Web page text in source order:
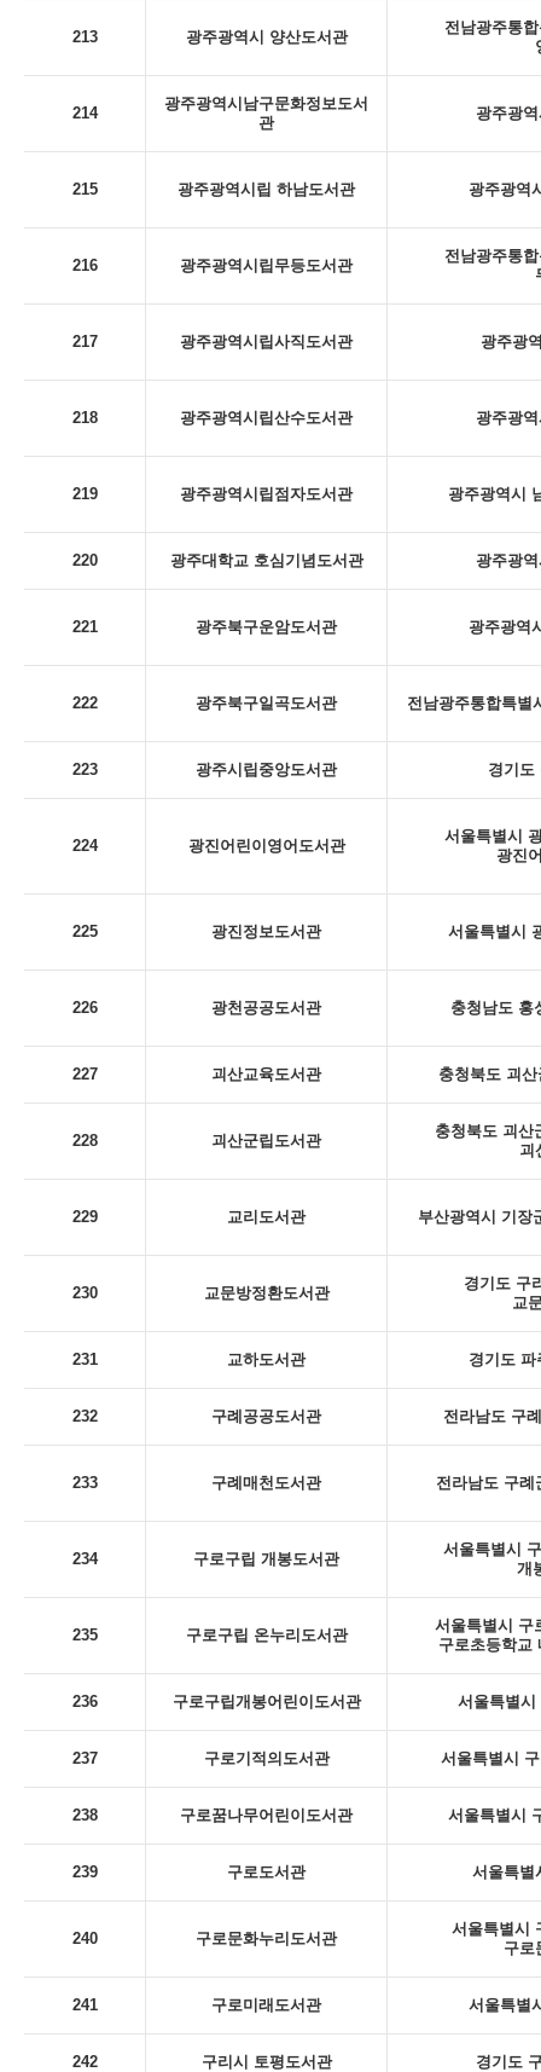
213 광주광역시 양산도서관
전남광주통
214
광주광역시남구문화정보도서
관
광주광
215 광주광역시립 하남도서관 광주광역
216 광주광역시립무등도서관
전남광주통
217 광주광역시립사직도서관 광주광
218 광주광역시립산수도서관 광주광
219 광주광역시립점자도서관 광주광역시
220 광주대학교 호심기념도서관 광주광
221 광주북구운암도서관 광주광역
222 광주북구일곡도서관 전남광주통합특별
223 광주시립중앙도서관 경기도
224 광진어린이영어도서관
서울특별시
광진
225 광진정보도서관 서울특별시
226 광천공공도서관 충청남도 홍
227 괴산교육도서관 충청북도 괴
228 괴산군립도서관
충청북도 괴산
괴
229 교리도서관 부산광역시 기장
230 교문방정환도서관
경기도 구
교
231 교하도서관 경기도 파
232 구례공공도서관 전라남도 구
233 구례매천도서관 전라남도 구례
234 구로구립 개봉도서관
서울특별시
개
235 구로구립 온누리도서관
서울특별시 구
구로초등학교
236 구로구립개봉어린이도서관 서울특별시
237 구로기적의도서관 서울특별시
238 구로꿈나무어린이도서관 서울특별시
239 구로도서관 서울특별
240 구로문화누리도서관
서울특별시
구로
241 구로미래도서관 서울특별
242 구리시 토평도서관 경기도